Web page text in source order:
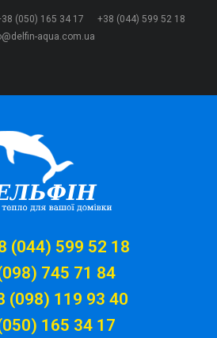
(050) 165 34 17
+38 (044) 599 52 18
aqua.com.ua
(044) 599 52 18
745 71 84
(098) 119 93 40
165 34 17